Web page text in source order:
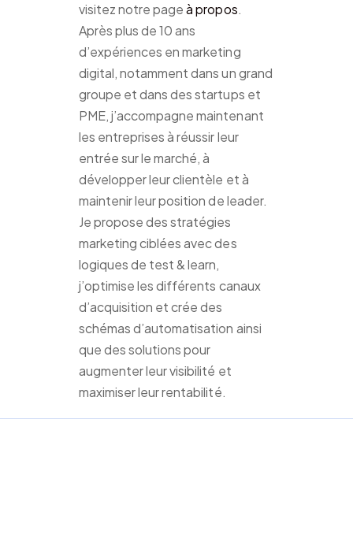
visitez notre pageà propos.
Après plus de 10 ans
d’expériences en marketing
digital, notamment dans un grand
groupe et dans des startups et
PME, j’accompagne maintenant
les entreprises à réussir leur
entrée sur le marché, à
développer leur clientèle et à
maintenir leur position de leader.
Je propose des stratégies
marketing ciblées avec des
logiques de test & learn,
j’optimise les différents canaux
d’acquisition et crée des
schémas d’automatisation ainsi
que des solutions pour
augmenter leur visibilité et
maximiser leur rentabilité.